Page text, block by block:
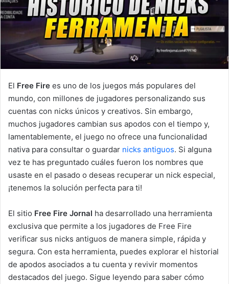
El Free Fire es uno de los juegos más populares del
mundo, con millones de jugadores personalizando sus
cuentas con nicks únicos y creativos. Sin embargo,
muchos jugadores cambian sus apodos con el tiempo y,
lamentablemente, el juego no ofrece una funcionalidad
nativa para consultar o guardar nicks antiguos. Si alguna
vez te has preguntado cuáles fueron los nombres que
usaste en el pasado o deseas recuperar un nick especial,
¡tenemos la solución perfecta para ti!
El sitio Free Fire Jornal ha desarrollado una herramienta
exclusiva que permite a los jugadores de Free Fire
verificar sus nicks antiguos de manera simple, rápida y
segura. Con esta herramienta, puedes explorar el historial
de apodos asociados a tu cuenta y revivir momentos
destacados del juego. Sigue leyendo para saber cómo